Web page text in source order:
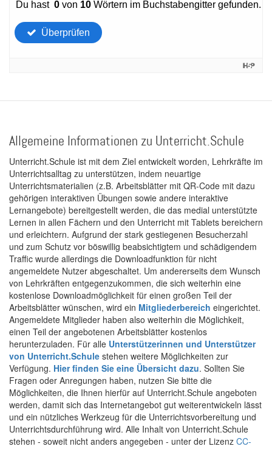
Allgemeine Informationen zu Unterricht.Schule
Unterricht.Schule ist mit dem Ziel entwickelt worden, Lehrkräfte im
Unterrichtsalltag zu unterstützen, indem neuartige
Unterrichtsmaterialien (z.B. Arbeitsblätter mit QR-Code mit dazu
gehörigen interaktiven Übungen sowie andere interaktive
Lernangebote) bereitgestellt werden, die das medial unterstützte
Lernen in allen Fächern und den Unterricht mit Tablets bereichern
und erleichtern. Aufgrund der stark gestiegenen Besucherzahl
und zum Schutz vor böswillig beabsichtigtem und schädigendem
Traffic wurde allerdings die Downloadfunktion für nicht
angemeldete Nutzer abgeschaltet. Um andererseits dem Wunsch
von Lehrkräften entgegenzukommen, die sich weiterhin eine
kostenlose Downloadmöglichkeit für einen großen Teil der
Arbeitsblätter wünschen, wird ein Mitgliederbereich eingerichtet.
Angemeldete Mitglieder haben also weiterhin die Möglichkeit,
einen Teil der angebotenen Arbeitsblätter kostenlos
herunterzuladen. Für alle Unterstützerinnen und Unterstützer
von Unterricht.Schule stehen weitere Möglichkeiten zur
Verfügung. Hier finden Sie eine Übersicht dazu. Sollten Sie
Fragen oder Anregungen haben, nutzen Sie bitte die
Möglichkeiten, die Ihnen hierfür auf Unterricht.Schule angeboten
werden, damit sich das Internetangebot gut weiterentwickeln lässt
und ein nützliches Werkzeug für die Unterrichtsvorbereitung und
Unterrichtsdurchführung wird. Alle Inhalt von Unterricht.Schule
stehen - soweit nicht anders angegeben - unter der Lizenz CC-